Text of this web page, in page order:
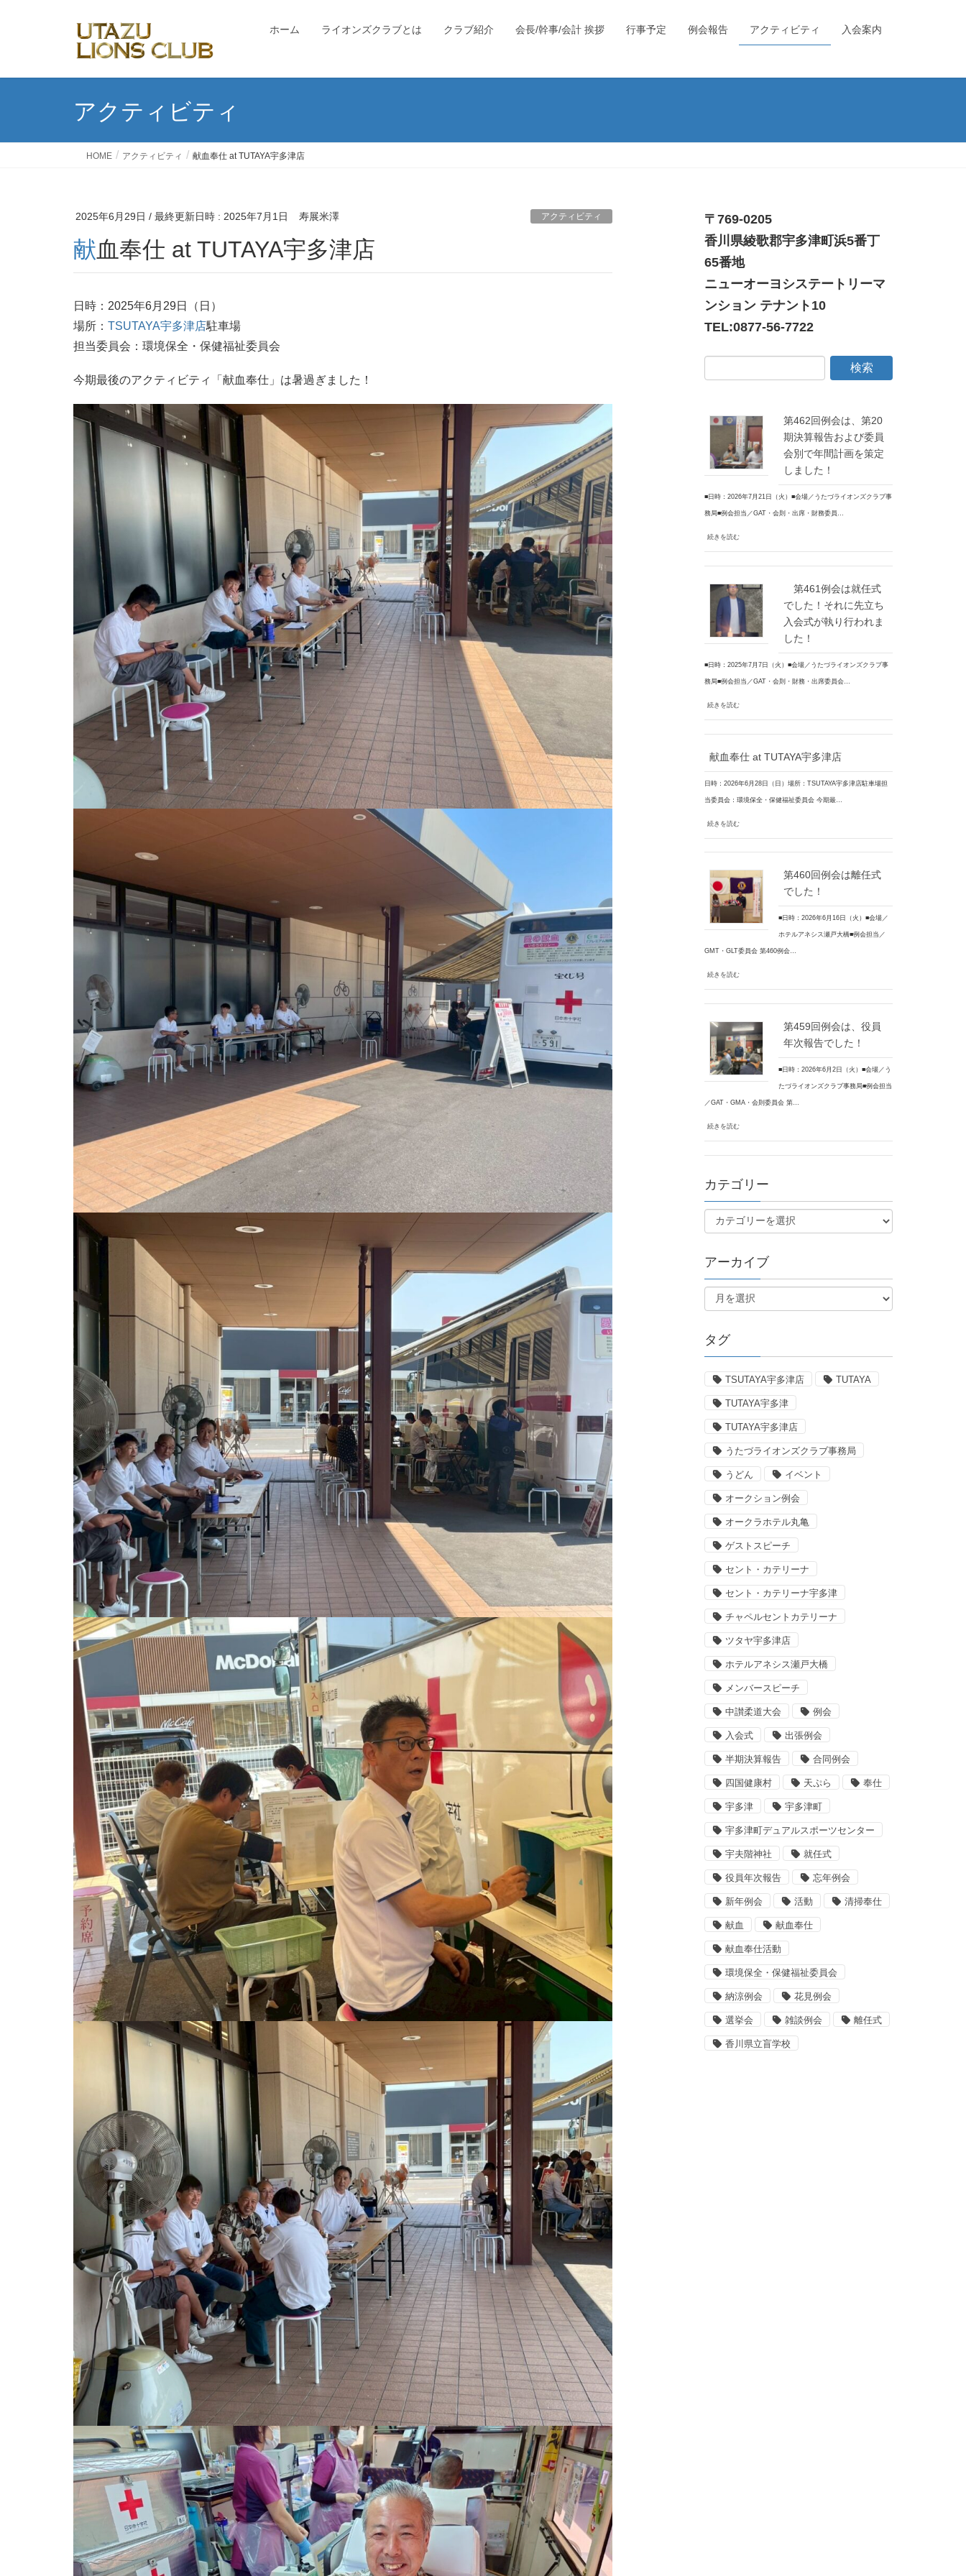
ホーム ライオンズクラブとは クラブ紹介 会長/幹事/会計 挨拶 行事予定 例会報告 アクティビティ 入会案内
アクティビティ
HOME アクティビティ 献血奉仕 at TUTAYA宇多津店
2025年6月29日 / 最終更新日時 : 2025年7月1日 寿展米澤 アクティビティ
献血奉仕 at TUTAYA宇多津店
日時：2025年6月29日（日）
場所： TSUTAYA宇多津店駐車場
担当委員会：環境保全・保健福祉委員会
今期最後のアクティビティ「献血奉仕」は暑過ぎました！
〒769-0205
香川県綾歌郡宇多津町浜5番丁
65番地
ニューオーヨシステートリーマ
ンション テナント10
TEL:0877-56-7722
第462回例会は、第20
期決算報告および委員
会別で年間計画を策定
しました！
■日時：2026年7月21日（火）■会場／うたづライオンズクラブ事
務局■例会担当／GAT・会則・出席・財務委員…
続きを読む
第461例会は就任式
でした！それに先立ち
入会式が執り行われま
した！
■日時：2025年7月7日（火）■会場／うたづライオンズクラブ事
務局■例会担当／GAT・会則・財務・出席委員会…
続きを読む
献血奉仕 at TUTAYA宇多津店
日時：2026年6月28日（日）場所：TSUTAYA宇多津店駐車場担
当委員会：環境保全・保健福祉委員会 今期最…
続きを読む
第460回例会は離任式
でした！
■日時：2026年6月16日（火）■会場／
ホテルアネシス瀬戸大橋■例会担当／
GMT・GLT委員会 第460例会…
続きを読む
第459回例会は、役員
年次報告でした！
■日時：2026年6月2日（火）■会場／う
たづライオンズクラブ事務局■例会担当
／GAT・GMA・会則委員会 第…
続きを読む
カテゴリー
アーカイブ
タグ
TSUTAYA宇多津店 TUTAYA
TUTAYA宇多津
TUTAYA宇多津店
うたづライオンズクラブ事務局
うどん イベント
オークション例会
オークラホテル丸亀
ゲストスピーチ
セント・カテリーナ
セント・カテリーナ宇多津
チャペルセントカテリーナ
ツタヤ宇多津店
ホテルアネシス瀬戸大橋
メンバースピーチ
中讃柔道大会 例会
入会式 出張例会
半期決算報告 合同例会
四国健康村 天ぷら 奉仕
宇多津 宇多津町
宇多津町デュアルスポーツセンター
宇夫階神社 就任式
役員年次報告 忘年例会
新年例会 活動 清掃奉仕
献血 献血奉仕
献血奉仕活動
環境保全・保健福祉委員会
納涼例会 花見例会
選挙会 雑談例会 離任式
香川県立盲学校